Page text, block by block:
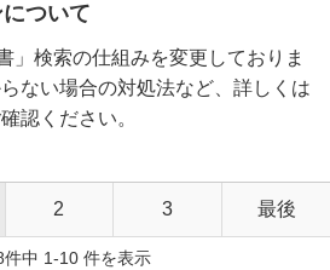
ついて
」検索の仕組みを変更しておりま
ない場合の対処法など、詳しくは
認ください。
2 3 最後
件中 1-10 件を表示